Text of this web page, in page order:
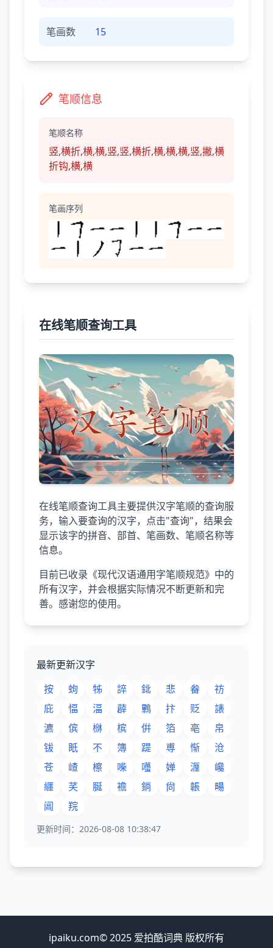
笔画数 15
笔顺信息
笔顺名称
竖,横折,横,横,竖,竖,横折,横,横,横,竖,撇,横
折钩,横,横
笔画序列
在线笔顺查询工具
在线笔顺查询工具主要提供汉字笔顺的查询服
务，输入要查询的汉字，点击"查询"，结果会
显示该字的拼音、部首、笔画数、笔顺名称等
信息。
目前已收录《现代汉语通用字笔顺规范》中的
所有汉字，并会根据实际情况不断更新和完
善。感谢您的使用。
最新更新汉字
按
蚼 牬 誶 鉳 悲 畚
祊
庇
愊 湢 薜 鷝 抃 贬
諘
瀌
傧 椕 槟 倂 箔 亳
帛
钹
眂 不 簿 踶 尃 惭
沧
苍
嵖 檫 喍 囆 婵 湹
巉
纒
芺 脠 襜 鋿 尙 韔
畼
阊
羦
更新时间：2026-08-08 10:38:47
ipaiku.com© 2025 爱拍酷词典 版权所有